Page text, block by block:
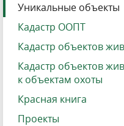
Уникальные объекты
Кадастр ООПТ
Кадастр объектов
Кадастр объектов
к объектам охоты
Красная книга
Проекты